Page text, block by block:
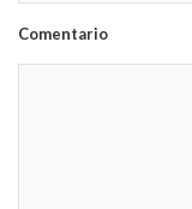
Comentario